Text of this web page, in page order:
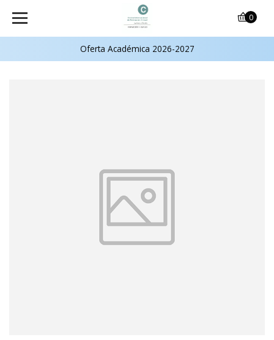
Oferta Académica 2026-2027
0